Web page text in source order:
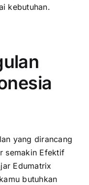
kebutuhan.
yang dirancang
semakin Efektif
Edumatrix
butuhkan